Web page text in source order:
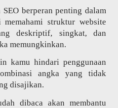
berperan penting dalam
memahami struktur website
deskriptif, singkat, dan
memungkinkan.
kamu hindari penggunaan
angka yang tidak
disajikan.
dibaca akan membantu